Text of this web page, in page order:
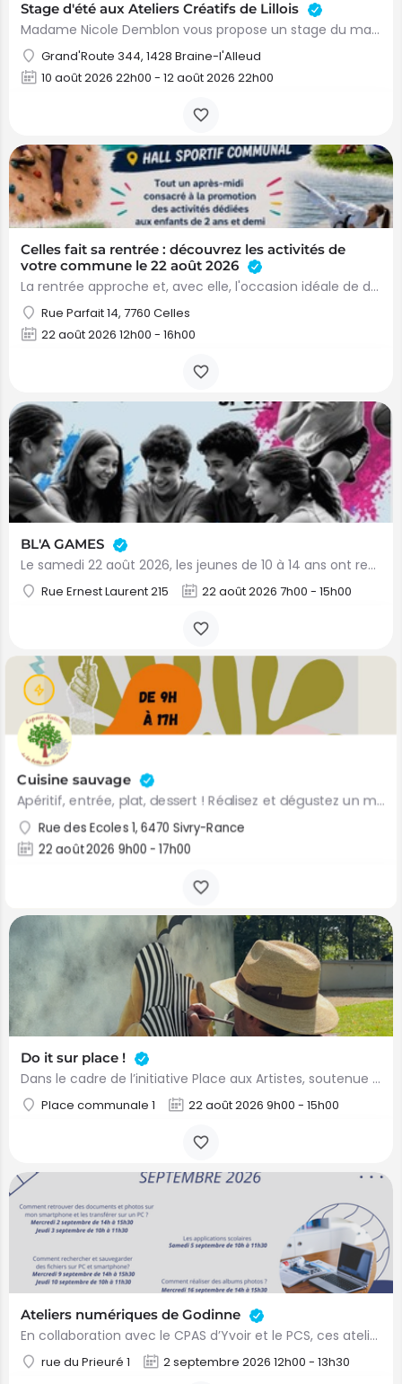
Stage d'été aux Ateliers Créatifs de Lillois
Madame Nicole Demblon vous propose un stage du mardi 11 au jeudi 13 août 2026 Initiation à la technique de…
Grand'Route 344, 1428 Braine-l'Alleud
10 août 2026 22h00 - 12 août 2026 22h00
Celles fait sa rentrée : découvrez les activités de
votre commune le 22 août 2026
La rentrée approche et, avec elle, l'occasion idéale de découvrir toutes les activités proposées sur l'entité…
Rue Parfait 14, 7760 Celles
22 août 2026 12h00 - 16h00
BL'A GAMES
Le samedi 22 août 2026, les jeunes de 10 à 14 ans ont rendez-vous pour une journée placée sous le signe du…
Rue Ernest Laurent 215 22 août 2026 7h00 - 15h00
Cuisine sauvage
Apéritif, entrée, plat, dessert ! Réalisez et dégustez un menu complet à base de plantes sauvages que vous…
Rue des Ecoles 1, 6470 Sivry-Rance
22 août 2026 9h00 - 17h00
Do it sur place !
Dans le cadre de l’initiative Place aux Artistes, soutenue par la province du Brabant wallon, la commune de…
Place communale 1 22 août 2026 9h00 - 15h00
Ateliers numériques de Godinne
En collaboration avec le CPAS d’Yvoir et le PCS, ces ateliers numériques sont ouverts aux habitants de la…
rue du Prieuré 1 2 septembre 2026 12h00 - 13h30